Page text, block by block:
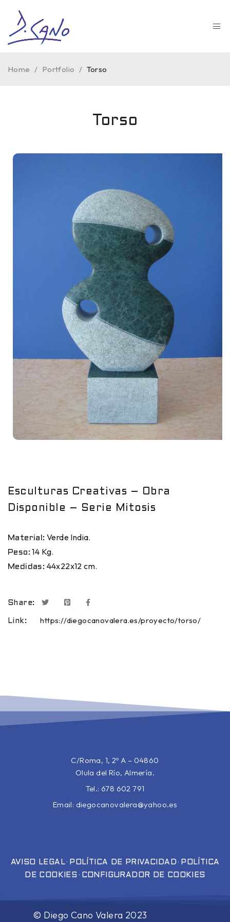
Home / Portfolio / Torso
Torso
Esculturas Creativas – Obra
Disponible – Serie Mitosis
Material: Verde India.
Peso: 14 Kg.
Medidas: 44x22x12 cm.
Share:
Link: https://diegocanovalera.es/proyecto/torso/
C/Roma, 1, 2º A – 04860
Olula del Río, Almería.
Tel.: 678 602 791
Email: diegocanovalera@yahoo.es
AVISO LEGAL· POLÍTICA DE PRIVACIDAD · POLÍTICA
DE COOKIES · CONFIGURADOR DE COOKIES
© Diego Cano Valera 2023